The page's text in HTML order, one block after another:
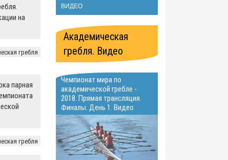
на
гребля
парная
гребля
ВИДЕО
Академическая
гребля. Видео
Чемпионат мира по
академической гребле -
2018. Прямая трансляция.
Финалы. День 1. Видео